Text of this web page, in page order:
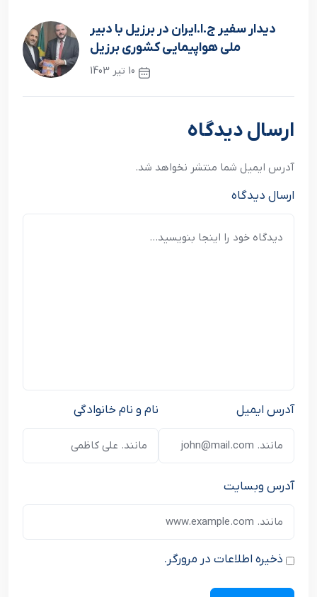
دیدار سفیر ج.ا.ایران در برزیل با دبیر
ملی هواپیمایی کشوری برزیل
10 تیر 1403
نوشته بعدی
ارسال دیدگاه
آدرس ایمیل شما منتشر نخواهد شد.
ارسال دیدگاه
نام و نام خانوادگی آدرس ایمیل
آدرس وبسایت
ذخیره اطلاعات در مرورگر.